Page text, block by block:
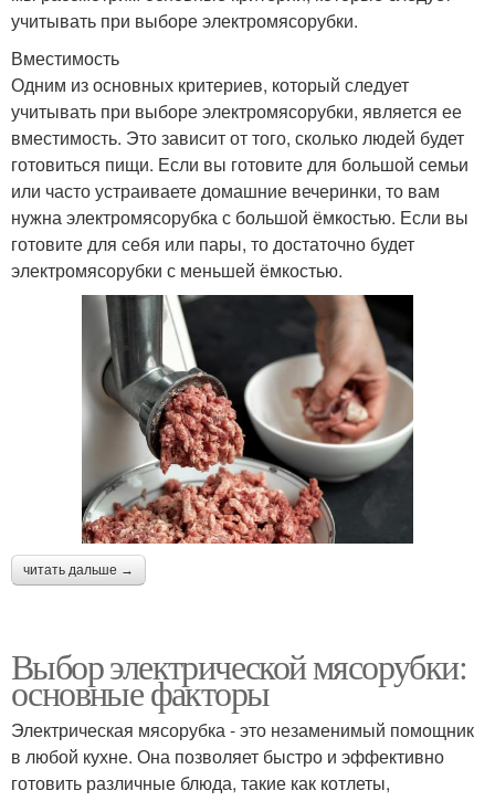
учитывать при выборе электромясорубки.
Вместимость
Одним из основных критериев, который следует
учитывать при выборе электромясорубки, является ее
вместимость. Это зависит от того, сколько людей будет
готовиться пищи. Если вы готовите для большой семьи
или часто устраиваете домашние вечеринки, то вам
нужна электромясорубка с большой ёмкостью. Если вы
готовите для себя или пары, то достаточно будет
электромясорубки с меньшей ёмкостью.
читать дальше →
Выбор электрической мясорубки:
основные факторы
Электрическая мясорубка - это незаменимый помощник
в любой кухне. Она позволяет быстро и эффективно
готовить различные блюда, такие как котлеты,